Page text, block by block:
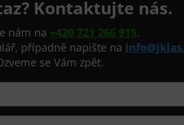
Kontaktujte nás.
nám na +420 721 266 915.
případně napište na
se Vám zpět.